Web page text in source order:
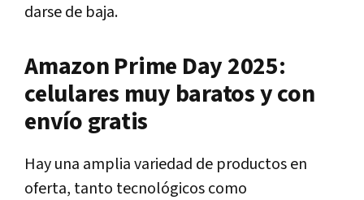
darse de baja.
Amazon Prime Day 2025:
celulares muy baratos y con
envío gratis
Hay una amplia variedad de productos en
oferta, tanto tecnológicos como